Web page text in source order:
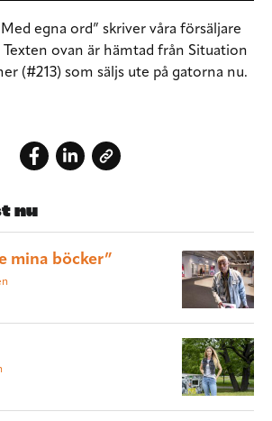
egna ord” skriver våra försäljare
ovan är hämtad från Situation
(#213) som säljs ute på gatorna nu.
nu
mina böcker”